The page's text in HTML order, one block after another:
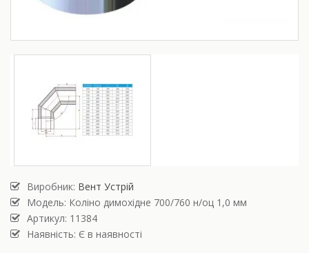
Виробник: Вент Устрій
Модель: Коліно димохідне 700/760 н/оц 1,0 мм
Артикул: 11384
Наявність: Є в наявності